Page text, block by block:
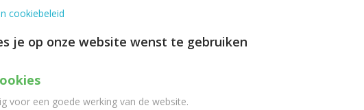
cookiebeleid
je op onze website wenst te gebruiken
voor een goede werking van de website.